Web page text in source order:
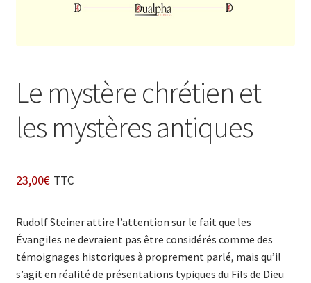
Soutien à Philippe Randa
Le mystère chrétien et
les mystères antiques
23,00€ TTC
Rudolf Steiner attire l’attention sur le fait que les
Évangiles ne devraient pas être considérés comme des
témoignages historiques à proprement parlé, mais qu’il
s’agit en réalité de présentations typiques du Fils de Dieu